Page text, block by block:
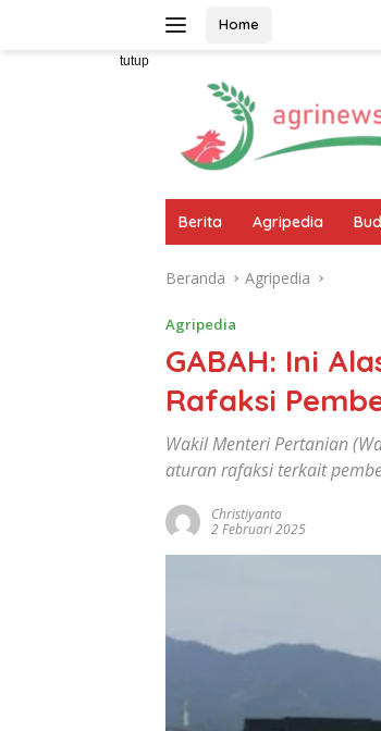
Home
tutup
Berita Agripedia
Beranda Agripedia
Agripedia
GABAH: Ini
Rafaksi
Wakil Menteri Pertanian
aturan rafaksi terkait
Christiyanto
2 Februari 2025